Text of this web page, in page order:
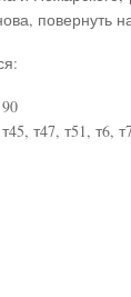
повернуть
т47, т51, т6,